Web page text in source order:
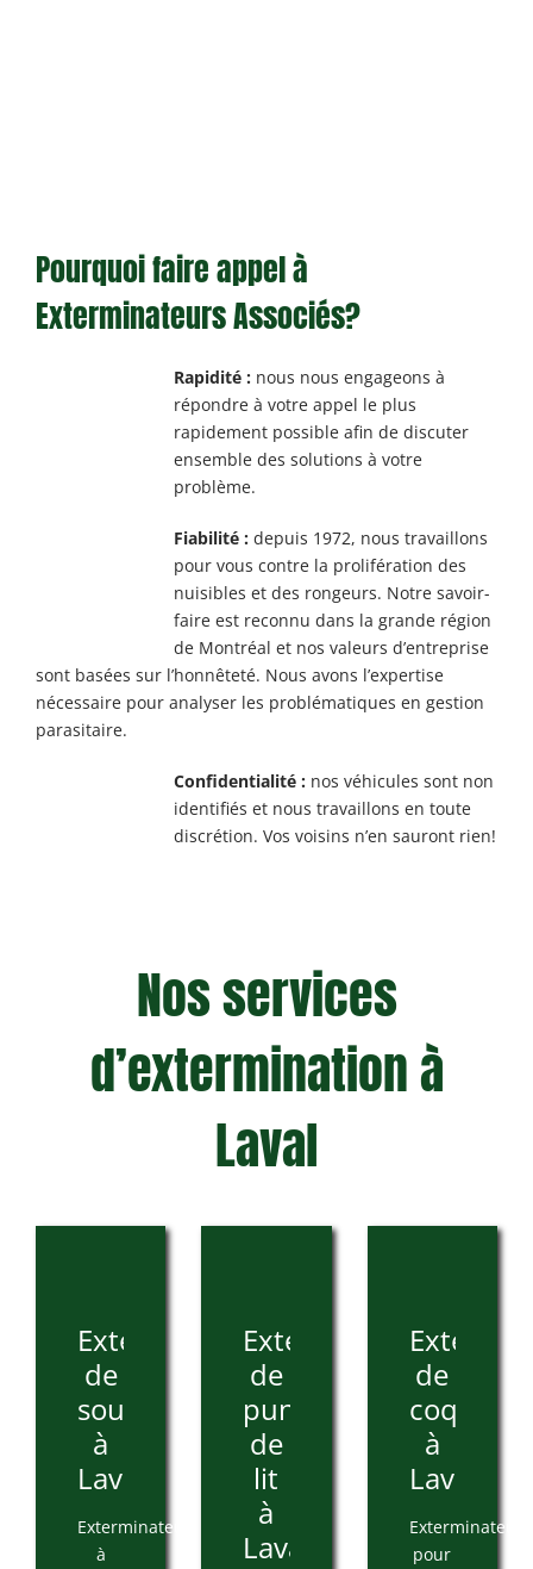
Pourquoi faire appel à
Exterminateurs Associés?
Rapidité :nous nous engageons à
répondre à votre appel le plus
rapidement possible afin de discuter
ensemble des solutions à votre
problème.
Fiabilité :depuis 1972, nous travaillons
pour vous contre la prolifération des
nuisibles et des rongeurs. Notre savoir-
faire est reconnu dans la grande région
de Montréal et nos valeurs d’entreprise
sont basées sur l’honnêteté. Nous avons l’expertise
nécessaire pour analyser les problématiques en gestion
parasitaire.
Confidentialité :nos véhicules sont non
identifiés et nous travaillons en toute
discrétion. Vos voisins n’en sauront rien!
Nos services
d’extermination à
Laval
Extermination
de
souris
à
Laval
Exterminateur
à
Extermination
de
punaises
de
lit
à
Laval
de
à
Laval
Exterminateur
pour